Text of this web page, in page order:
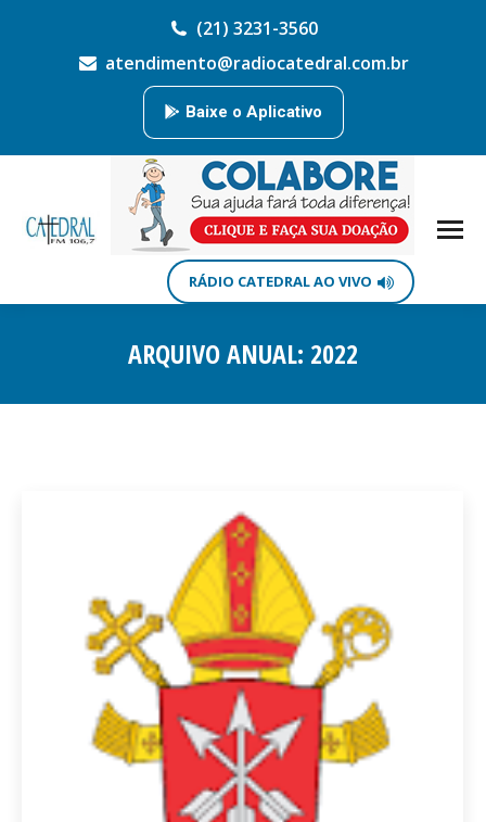
(21) 3231-3560
atendimento@radiocatedral.com.br
Baixe o Aplicativo
RÁDIO CATEDRAL AO VIVO
ARQUIVO ANUAL: 2022